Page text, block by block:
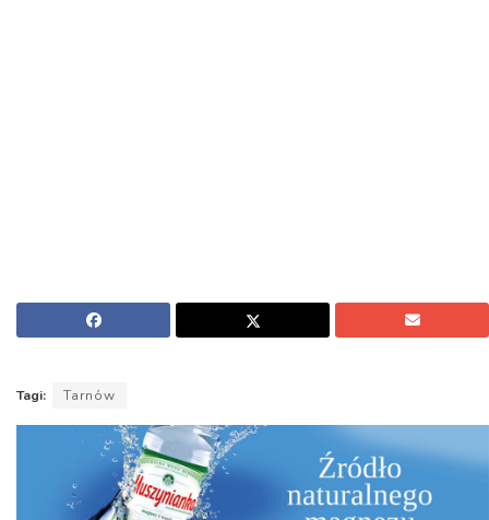
Tagi: Tarnów